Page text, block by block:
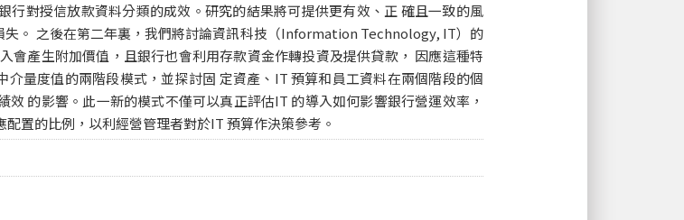
行對授信放款資料分類的成效。研究的結果將可提供更有效、正 確且一致的風
失。 之後在第二年裏，我們將討論資訊科技（Information Technology, IT）的
會產生附加價值，且銀行也會利用存款資金作轉投資及提供貸款， 因應這種特
介量度值的兩階段模式，並探討固 定資產、IT 預算和員工資料在兩個階段的個
的影響。此一新的模式不僅可以真正評估IT 的導入如何影響銀行營運效率，
置的比例，以利經營管理者對於IT 預算作決策參考。